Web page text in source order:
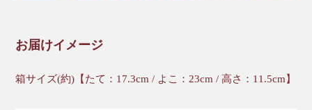
お届けイメージ
箱サイズ(約)【たて：17.3cm / よこ：23cm / 高さ：11.5cm】